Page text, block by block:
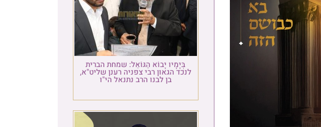
בְּיָמָיו יָבוֹא הַגּוֹאֵל: שמחת הברית
לנכד הגאון רבי צפניה רענן שליט"א,
בן לבנו הרב נתנאל הי"ו